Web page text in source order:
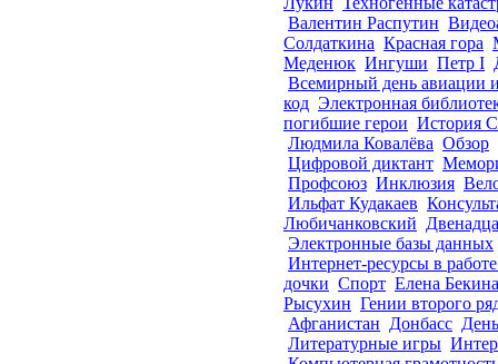
Валентин Распутин
Солдаткина Красная гора
Меденюк Ингуши Петр I
Всемирный день авиации
код Электронная
погибшие герои История
Людмила Ковалёва Обзор
Цифровой диктант
Профсоюз Инклюзия
Ильфат Кудакаев
Любичанковский
Электронные базы данных
Интернет-ресурсы в
дочки Спорт Елена Бекина
Рысухин Гении второго
Афганистан Донбасс
Литературные игры